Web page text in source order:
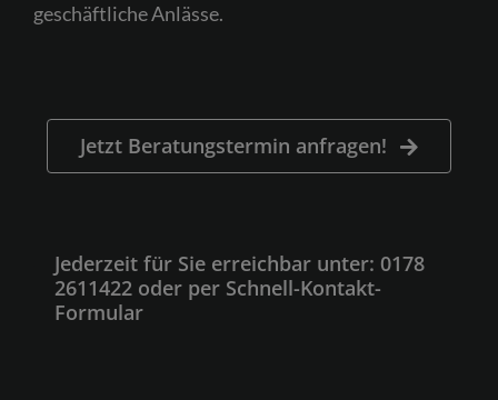
geschäftliche Anlässe.
Jetzt Beratungstermin anfragen!
Jederzeit für Sie erreichbar unter: 0178
2611422 oder per Schnell-Kontakt-
Formular